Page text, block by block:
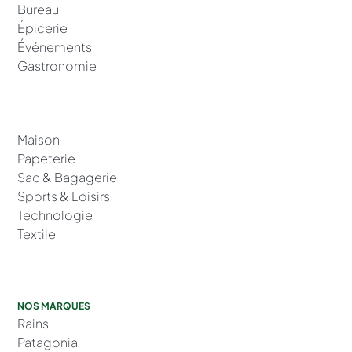
Bureau
Épicerie
Événements
Gastronomie
Maison
Papeterie
Sac & Bagagerie
Sports & Loisirs
Technologie
Textile
NOS MARQUES
Rains
Patagonia